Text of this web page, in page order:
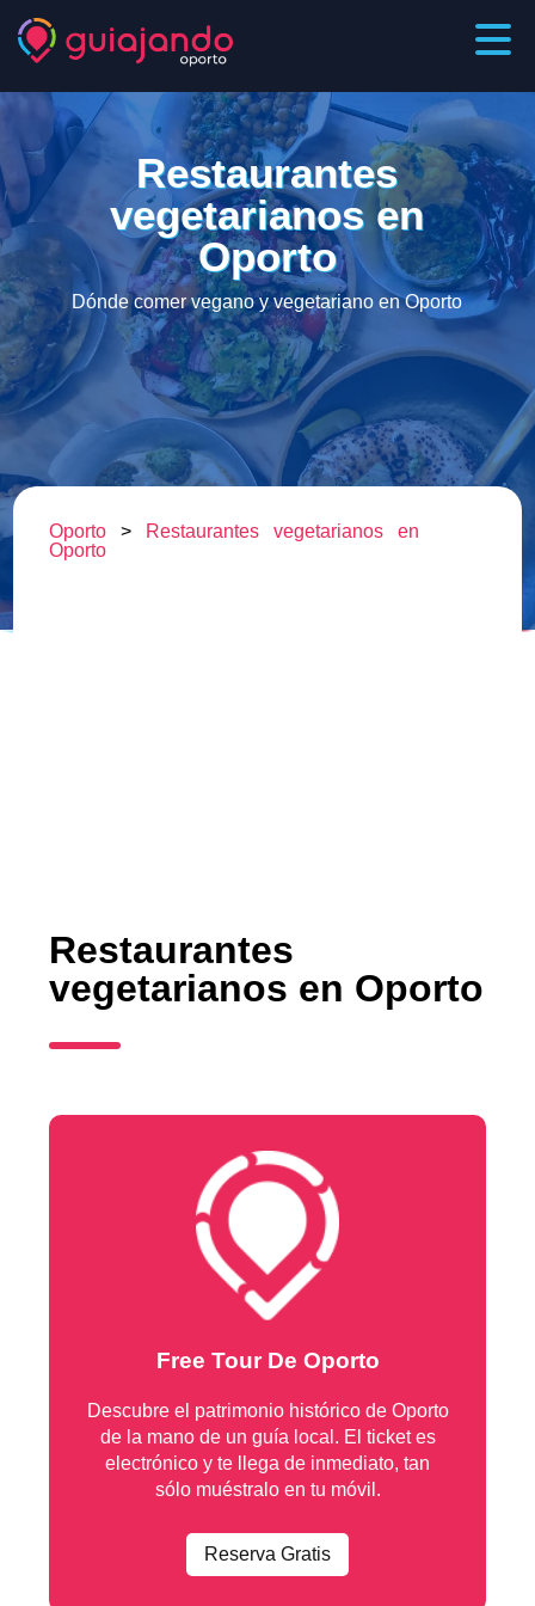
Restaurantes
vegetarianos en
Oporto
Dónde comer vegano y vegetariano en Oporto
Oporto>
Restaurantes vegetarianos en
Oporto
Restaurantes
vegetarianos en Oporto
Free Tour De Oporto
Descubre el patrimonio histórico de Oporto
de la mano de un guía local. El ticket es
electrónico y te llega de inmediato, tan
sólo muéstralo en tu móvil.
Reserva Gratis